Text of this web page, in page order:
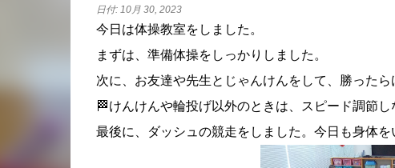
日付: 10月 30, 2023
今日は体操教室をしました。
まずは、準備体操をしっかりしました。
次に、お友達や先生とじゃんけんをして、勝った
🏁けんけんや輪投げ以外のときは、スピード調節
最後に、ダッシュの競走をしました。今日も身体